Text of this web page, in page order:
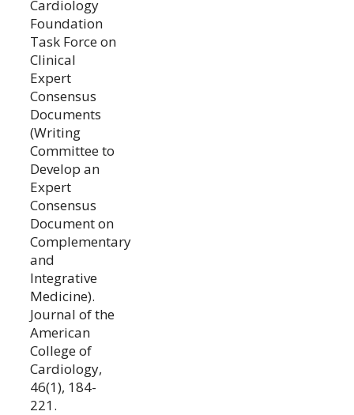
Cardiology
Foundation
Task Force on
Clinical
Expert
Consensus
Documents
(Writing
Committee to
Develop an
Expert
Consensus
Document on
Complementary
and
Integrative
Medicine).
Journal of the
American
College of
Cardiology,
46(1), 184-
221.